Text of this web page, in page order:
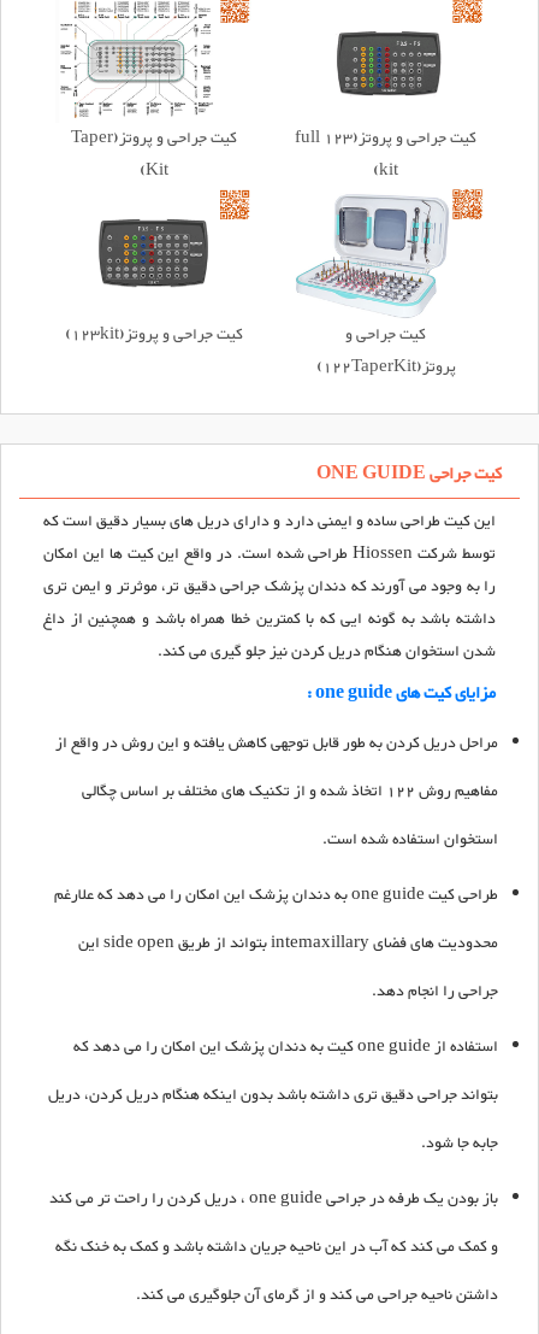
کیت جراحی و پروتز(123 full
kit)
کیت جراحی و پروتز(Taper
Kit)
کیت جراحی و
پروتز(122TaperKit)
کیت جراحی و پروتز(123kit)
کیت جراحی ONE GUIDE
این کیت طراحی ساده و ایمنی دارد و دارای دریل های بسیار دقیق است که
توسط شرکت Hiossen طراحی شده است. در واقع این کیت ها این امکان
را به وجود می آورند که دندان پزشک جراحی دقیق تر، موثرتر و ایمن تری
داشته باشد به گونه ایی که با کمترین خطا همراه باشد و همچنین از داغ
شدن استخوان هنگام دریل کردن نیز جلو گیری می کند.
مزایای کیت های one guide :
مراحل دریل کردن به طور قابل توجهی کاهش یافته و این روش در واقع از
مفاهیم روش 122 اتخاذ شده و از تکنیک های مختلف بر اساس چگالی
استخوان استفاده شده است.
طراحی کیت one guide به دندان پزشک این امکان را می دهد که علارغم
محدودیت های فضای intemaxillary بتواند از طریق side open این
جراحی را انجام دهد.
استفاده از one guide کیت به دندان پزشک این امکان را می دهد که
بتواند جراحی دقیق تری داشته باشد بدون اینکه هنگام دریل کردن، دریل
جابه جا شود.
باز بودن یک طرفه در جراحی one guide ، دریل کردن را راحت تر می کند
و کمک می کند که آب در این ناحیه جریان داشته باشد و کمک به خنک نگه
داشتن ناحیه جراحی می کند و از گرمای آن جلوگیری می کند.